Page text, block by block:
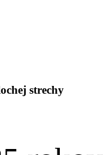
strechy